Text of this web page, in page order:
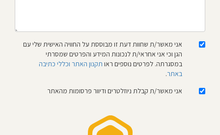
אני מאשר/ת שחוות דעת זו מבוססת על החוויה האישית שלי עם
הגן וכי אני אחראי/ת לנכונות המידע והפרטים שמסרתי
במסגרתה. לפרטים נוספים ראו תקנון האתר וכללי כתיבה
באתר.
אני מאשר/ת קבלת ניוזלטרים ודיוור פרסומות מהאתר